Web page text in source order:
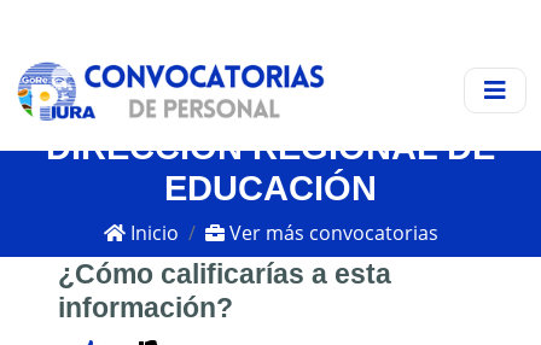
DIRECCIÓN REGIONAL DE
EDUCACIÓN
Inicio Ver más convocatorias
¿Cómo calificarías a esta
información?